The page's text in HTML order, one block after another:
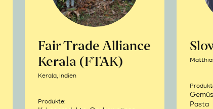
Fair Trade Alliance
Kerala (FTAK)
Kerala, Indien
Produkte:
Pasta